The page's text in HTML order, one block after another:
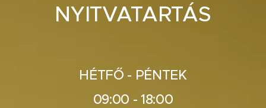
NYITVATARTÁS
HÉTFŐ - PÉNTEK
09:00 - 18:00